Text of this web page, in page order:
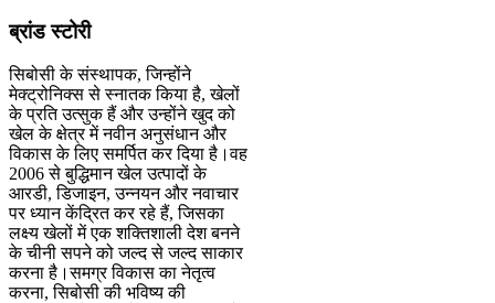
ब्रांड स्टोरी
सिबोसी के संस्थापक, जिन्होंने
मेक्ट्रोनिक्स से स्नातक किया है, खेलों
के प्रति उत्सुक हैं और उन्होंने खुद को
खेल के क्षेत्र में नवीन अनुसंधान और
विकास के लिए समर्पित कर दिया है।वह
2006 से बुद्धिमान खेल उत्पादों के
आरडी, डिजाइन, उन्नयन और नवाचार
पर ध्यान केंद्रित कर रहे हैं, जिसका
लक्ष्य खेलों में एक शक्तिशाली देश बनने
के चीनी सपने को जल्द से जल्द साकार
करना है।समग्र विकास का नेतृत्व
करना, सिबोसी की भविष्य की